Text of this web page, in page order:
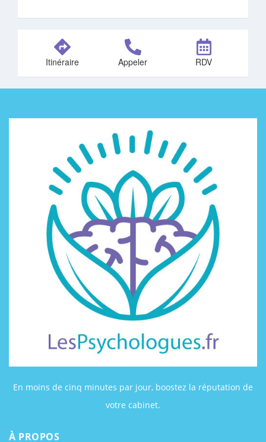
Itinéraire Appeler RDV
En moins de cinq minutes par jour, boostez la réputation de
votre cabinet.
À PROPOS